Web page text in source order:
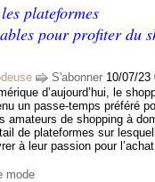
plateformes
pour profiter du
S'abonner 10/07/23
d’aujourd’hui, le
un passe-temps préféré
amateurs de shopping à
de plateformes sur
à leur passion pour
mode